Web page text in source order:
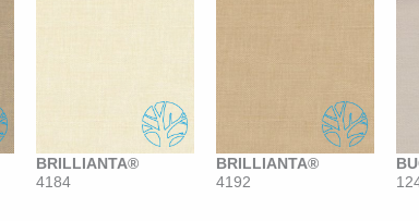
BRILLIANTA®
4184
BRILLIANTA®
4192